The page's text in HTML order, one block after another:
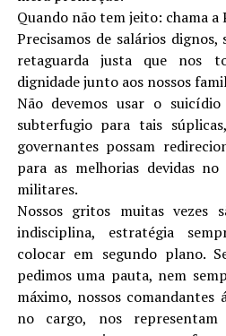
Quando não tem jeito: chama a
Precisamos de salários
retaguarda justa que nos
dignidade junto aos nossos
Não devemos usar o
subterfugio para tais
governantes possam
para as melhorias devidas
militares.
Nossos gritos muitas vezes
indisciplina, estratégia
colocar em segundo plano.
pedimos uma pauta, nem
máximo, nossos comandantes
no cargo, nos